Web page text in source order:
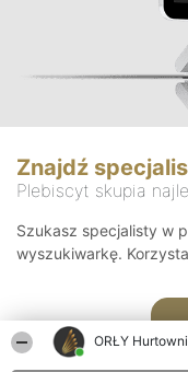
ORŁY
Znajdź
Plebiscyt skupia
Szukasz specjalisty w
wyszukiwarkę.